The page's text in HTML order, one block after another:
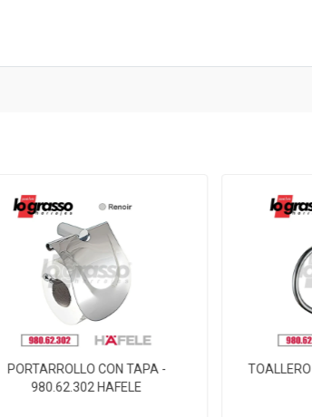
PORTARROLLO CON TAPA -
980.62.302 HAFELE